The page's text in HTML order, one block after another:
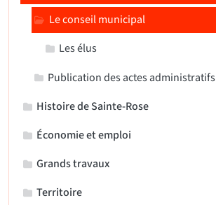
Le conseil municipal
Les élus
Publication des actes administratifs
Histoire de Sainte-Rose
Économie et emploi
Grands travaux
Territoire